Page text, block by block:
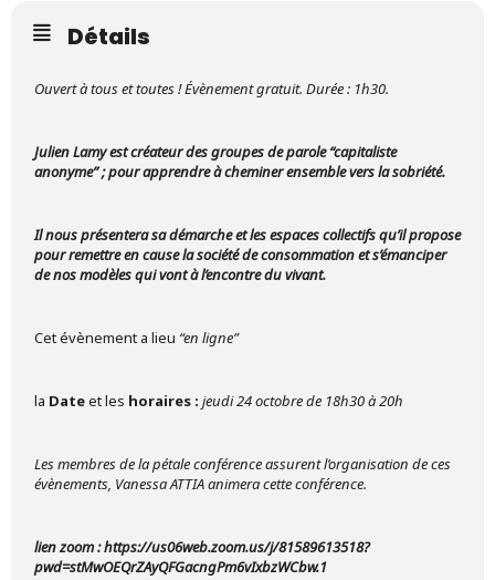
Détails
Ouvert à tous et toutes ! Évènement gratuit. Durée : 1h30.
Julien Lamy est créateur des groupes de parole “capitaliste
anonyme” ; pour apprendre à cheminer ensemble vers la sobriété.
Il nous présentera sa démarche et les espaces collectifs qu’il propose
pour remettre en cause la société de consommation et s’émanciper
de nos modèles qui vont à l’encontre du vivant.
Cet évènement a lieu “en ligne”
la Dateet les horaires : jeudi 24 octobre de 18h30 à 20h
Les membres de la pétale conférence assurent l’organisation de ces
évènements, Vanessa ATTIA animera cette conférence.
lien zoom : https://us06web.zoom.us/j/81589613518?
pwd=stMwOEQrZAyQFGacngPm6vIxbzWCbw.1